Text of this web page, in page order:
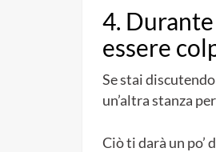
4.
essere
Se stai
un’altra stanza
Ciò ti darà un